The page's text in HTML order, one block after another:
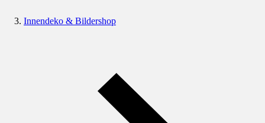
Innendeko & Bildershop